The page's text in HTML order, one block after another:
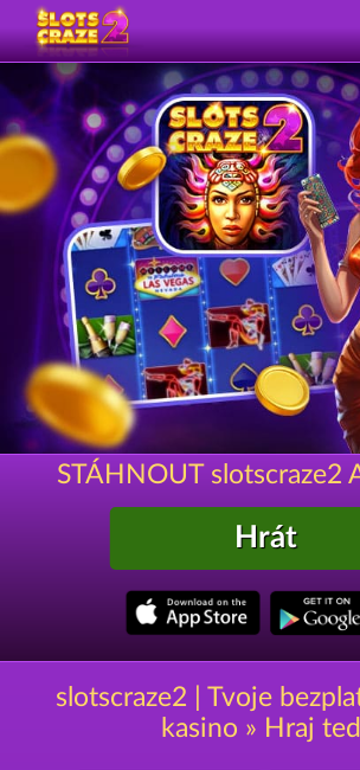
STÁHNOUT slotscraze2
Hrát
slotscraze2 | Tvoje
kasino » Hraj